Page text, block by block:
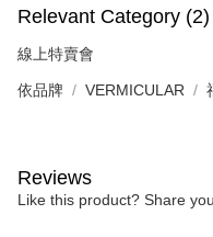
Relevant Category (2)
線上特賣會
依品牌 VERMICULAR
Reviews
Like this product? Share